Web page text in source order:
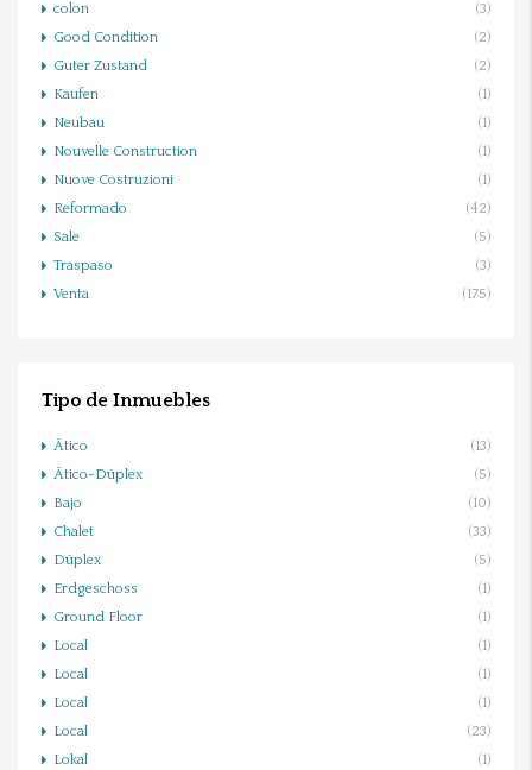
colon
(3)
Good Condition
(2)
Guter Zustand
(2)
Kaufen
(1)
Neubau
(1)
Nouvelle Construction
(1)
Nuove Costruzioni
(1)
Reformado
(42)
Sale
(5)
Traspaso
(3)
Venta
(175)
Tipo de Inmuebles
Ático
(13)
Ático-Dúplex
(5)
Bajo
(10)
Chalet
(33)
Dúplex
(5)
Erdgeschoss
(1)
Ground Floor
(1)
Local
(1)
Local
(1)
Local
(1)
Local
(23)
Lokal
(1)